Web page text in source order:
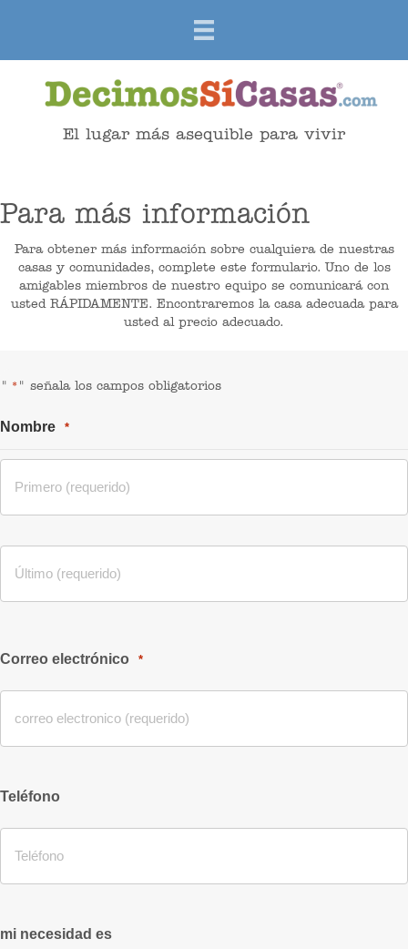
El lugar más asequible para vivir
Para más información
Para obtener más información sobre cualquiera de nuestras
casas y comunidades, complete este formulario. Uno de los
amigables miembros de nuestro equipo se comunicará con
usted RÁPIDAMENTE. Encontraremos la casa adecuada para
usted al precio adecuado.
" * " señala los campos obligatorios
Nombre *
Correo electrónico *
Teléfono
mi necesidad es